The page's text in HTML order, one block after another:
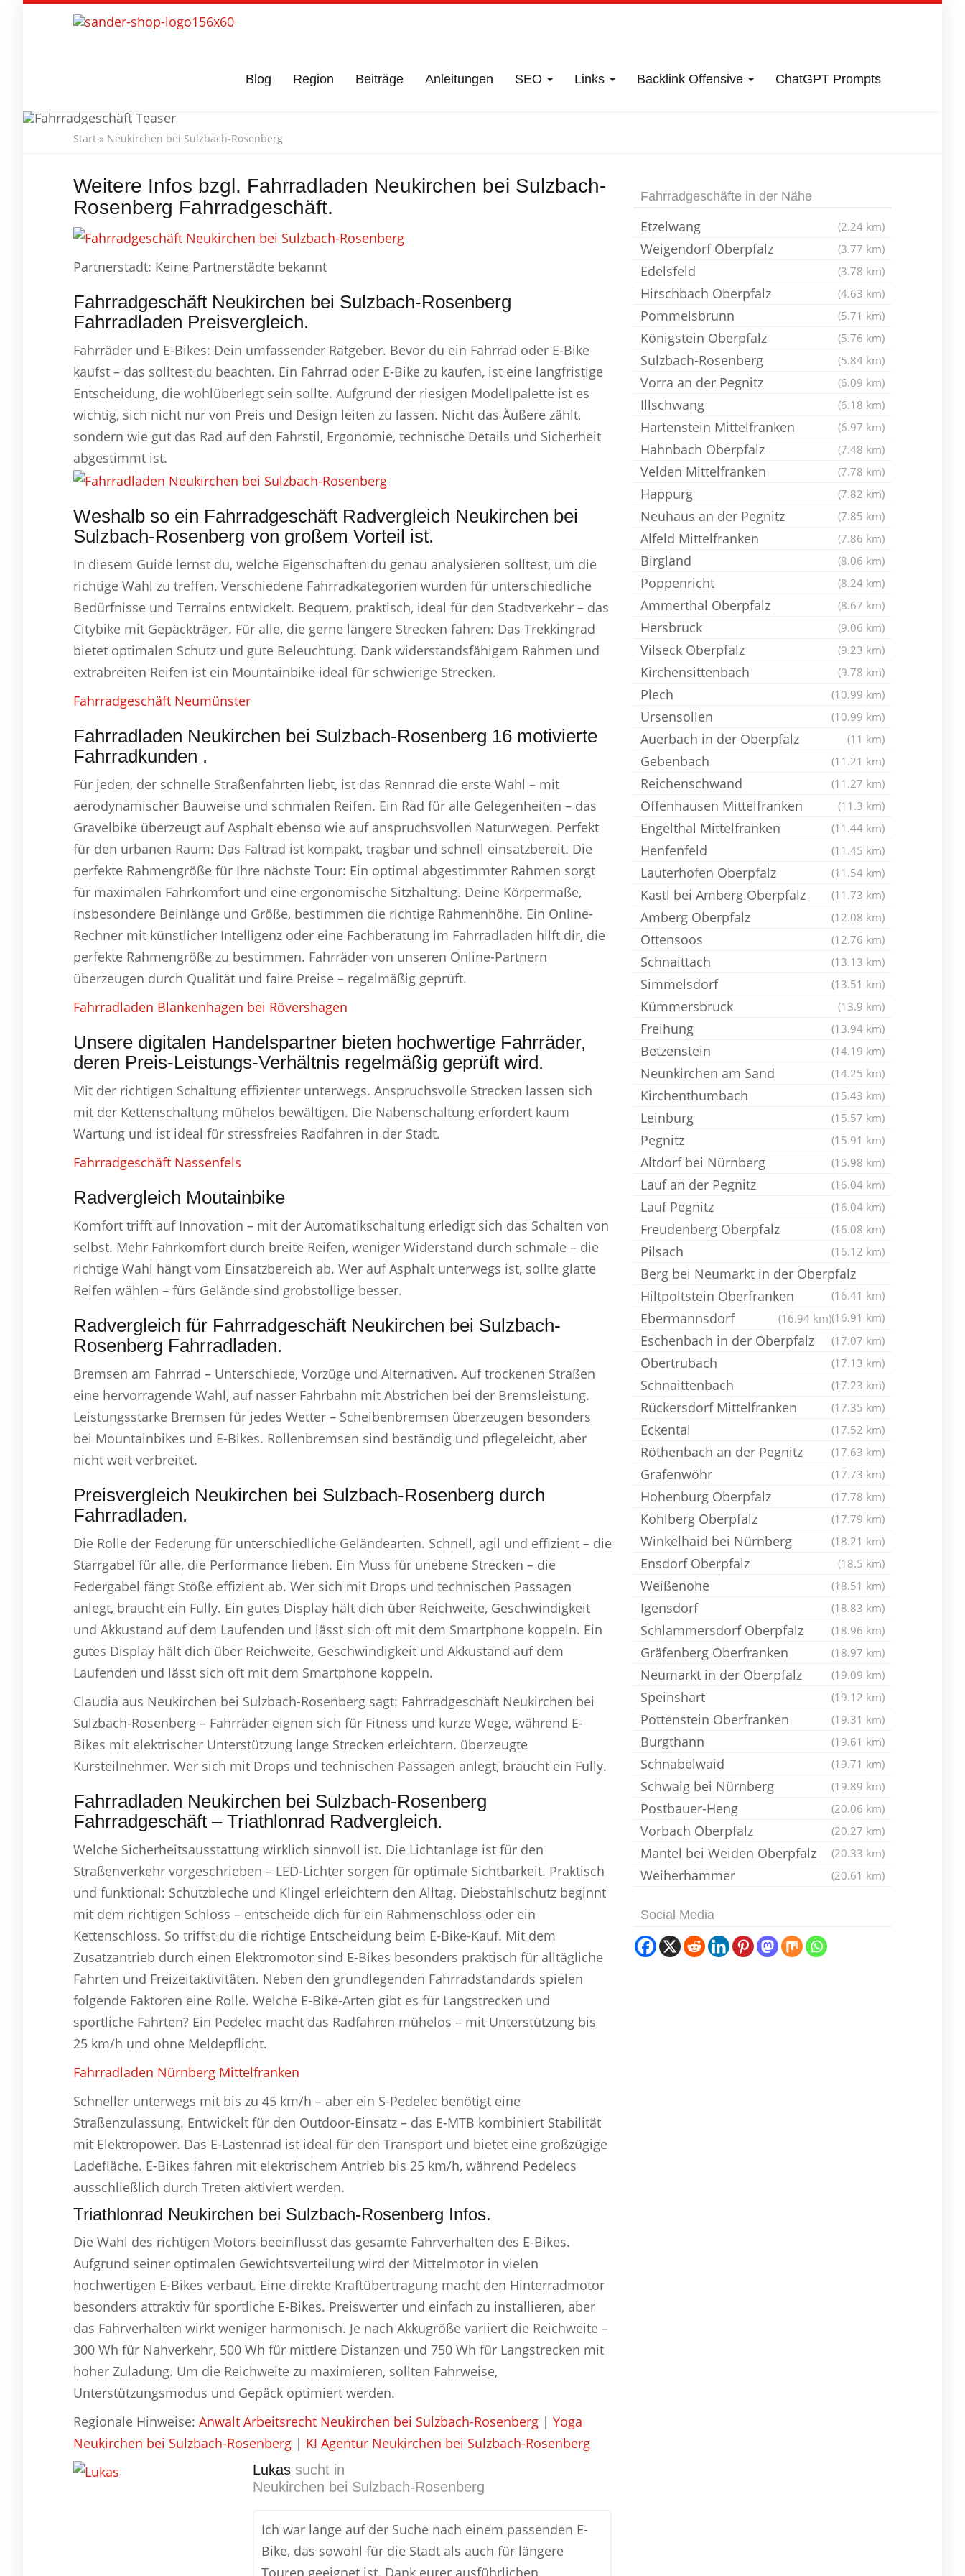
Blog Region Beiträge Anleitungen SEO Links Backlink Offensive ChatGPT Prompts
Start » Neukirchen bei Sulzbach-Rosenberg
Weitere Infos bzgl. Fahrradladen Neukirchen bei Sulzbach-
Rosenberg Fahrradgeschäft.
Partnerstadt: Keine Partnerstädte bekannt
Fahrradgeschäft Neukirchen bei Sulzbach-Rosenberg
Fahrradladen Preisvergleich.
Fahrräder und E-Bikes: Dein umfassender Ratgeber. Bevor du ein Fahrrad oder E-Bike
kaufst – das solltest du beachten. Ein Fahrrad oder E-Bike zu kaufen, ist eine langfristige
Entscheidung, die wohlüberlegt sein sollte. Aufgrund der riesigen Modellpalette ist es
wichtig, sich nicht nur von Preis und Design leiten zu lassen. Nicht das Äußere zählt,
sondern wie gut das Rad auf den Fahrstil, Ergonomie, technische Details und Sicherheit
abgestimmt ist.
Weshalb so ein Fahrradgeschäft Radvergleich Neukirchen bei
Sulzbach-Rosenberg von großem Vorteil ist.
In diesem Guide lernst du, welche Eigenschaften du genau analysieren solltest, um die
richtige Wahl zu treffen. Verschiedene Fahrradkategorien wurden für unterschiedliche
Bedürfnisse und Terrains entwickelt. Bequem, praktisch, ideal für den Stadtverkehr – das
Citybike mit Gepäckträger. Für alle, die gerne längere Strecken fahren: Das Trekkingrad
bietet optimalen Schutz und gute Beleuchtung. Dank widerstandsfähigem Rahmen und
extrabreiten Reifen ist ein Mountainbike ideal für schwierige Strecken.
Fahrradgeschäft Neumünster
Fahrradladen Neukirchen bei Sulzbach-Rosenberg 16 motivierte
Fahrradkunden .
Für jeden, der schnelle Straßenfahrten liebt, ist das Rennrad die erste Wahl – mit
aerodynamischer Bauweise und schmalen Reifen. Ein Rad für alle Gelegenheiten – das
Gravelbike überzeugt auf Asphalt ebenso wie auf anspruchsvollen Naturwegen. Perfekt
für den urbanen Raum: Das Faltrad ist kompakt, tragbar und schnell einsatzbereit. Die
perfekte Rahmengröße für Ihre nächste Tour: Ein optimal abgestimmter Rahmen sorgt
für maximalen Fahrkomfort und eine ergonomische Sitzhaltung. Deine Körpermaße,
insbesondere Beinlänge und Größe, bestimmen die richtige Rahmenhöhe. Ein Online-
Rechner mit künstlicher Intelligenz oder eine Fachberatung im Fahrradladen hilft dir, die
perfekte Rahmengröße zu bestimmen. Fahrräder von unseren Online-Partnern
überzeugen durch Qualität und faire Preise – regelmäßig geprüft.
Fahrradladen Blankenhagen bei Rövershagen
Unsere digitalen Handelspartner bieten hochwertige Fahrräder,
deren Preis-Leistungs-Verhältnis regelmäßig geprüft wird.
Mit der richtigen Schaltung effizienter unterwegs. Anspruchsvolle Strecken lassen sich
mit der Kettenschaltung mühelos bewältigen. Die Nabenschaltung erfordert kaum
Wartung und ist ideal für stressfreies Radfahren in der Stadt.
Fahrradgeschäft Nassenfels
Radvergleich Moutainbike
Komfort trifft auf Innovation – mit der Automatikschaltung erledigt sich das Schalten von
selbst. Mehr Fahrkomfort durch breite Reifen, weniger Widerstand durch schmale – die
richtige Wahl hängt vom Einsatzbereich ab. Wer auf Asphalt unterwegs ist, sollte glatte
Reifen wählen – fürs Gelände sind grobstollige besser.
Radvergleich für Fahrradgeschäft Neukirchen bei Sulzbach-
Rosenberg Fahrradladen.
Bremsen am Fahrrad – Unterschiede, Vorzüge und Alternativen. Auf trockenen Straßen
eine hervorragende Wahl, auf nasser Fahrbahn mit Abstrichen bei der Bremsleistung.
Leistungsstarke Bremsen für jedes Wetter – Scheibenbremsen überzeugen besonders
bei Mountainbikes und E-Bikes. Rollenbremsen sind beständig und pflegeleicht, aber
nicht weit verbreitet.
Preisvergleich Neukirchen bei Sulzbach-Rosenberg durch
Fahrradladen.
Die Rolle der Federung für unterschiedliche Geländearten. Schnell, agil und effizient – die
Starrgabel für alle, die Performance lieben. Ein Muss für unebene Strecken – die
Federgabel fängt Stöße effizient ab. Wer sich mit Drops und technischen Passagen
anlegt, braucht ein Fully. Ein gutes Display hält dich über Reichweite, Geschwindigkeit
und Akkustand auf dem Laufenden und lässt sich oft mit dem Smartphone koppeln. Ein
gutes Display hält dich über Reichweite, Geschwindigkeit und Akkustand auf dem
Laufenden und lässt sich oft mit dem Smartphone koppeln.
Claudia aus Neukirchen bei Sulzbach-Rosenberg sagt: Fahrradgeschäft Neukirchen bei
Sulzbach-Rosenberg – Fahrräder eignen sich für Fitness und kurze Wege, während E-
Bikes mit elektrischer Unterstützung lange Strecken erleichtern. überzeugte
Kursteilnehmer. Wer sich mit Drops und technischen Passagen anlegt, braucht ein Fully.
Fahrradladen Neukirchen bei Sulzbach-Rosenberg
Fahrradgeschäft – Triathlonrad Radvergleich.
Welche Sicherheitsausstattung wirklich sinnvoll ist. Die Lichtanlage ist für den
Straßenverkehr vorgeschrieben – LED-Lichter sorgen für optimale Sichtbarkeit. Praktisch
und funktional: Schutzbleche und Klingel erleichtern den Alltag. Diebstahlschutz beginnt
mit dem richtigen Schloss – entscheide dich für ein Rahmenschloss oder ein
Kettenschloss. So triffst du die richtige Entscheidung beim E-Bike-Kauf. Mit dem
Zusatzantrieb durch einen Elektromotor sind E-Bikes besonders praktisch für alltägliche
Fahrten und Freizeitaktivitäten. Neben den grundlegenden Fahrradstandards spielen
folgende Faktoren eine Rolle. Welche E-Bike-Arten gibt es für Langstrecken und
sportliche Fahrten? Ein Pedelec macht das Radfahren mühelos – mit Unterstützung bis
25 km/h und ohne Meldepflicht.
Fahrradladen Nürnberg Mittelfranken
Schneller unterwegs mit bis zu 45 km/h – aber ein S-Pedelec benötigt eine
Straßenzulassung. Entwickelt für den Outdoor-Einsatz – das E-MTB kombiniert Stabilität
mit Elektropower. Das E-Lastenrad ist ideal für den Transport und bietet eine großzügige
Ladefläche. E-Bikes fahren mit elektrischem Antrieb bis 25 km/h, während Pedelecs
ausschließlich durch Treten aktiviert werden.
Triathlonrad Neukirchen bei Sulzbach-Rosenberg Infos.
Die Wahl des richtigen Motors beeinflusst das gesamte Fahrverhalten des E-Bikes.
Aufgrund seiner optimalen Gewichtsverteilung wird der Mittelmotor in vielen
hochwertigen E-Bikes verbaut. Eine direkte Kraftübertragung macht den Hinterradmotor
besonders attraktiv für sportliche E-Bikes. Preiswerter und einfach zu installieren, aber
das Fahrverhalten wirkt weniger harmonisch. Je nach Akkugröße variiert die Reichweite –
300 Wh für Nahverkehr, 500 Wh für mittlere Distanzen und 750 Wh für Langstrecken mit
hoher Zuladung. Um die Reichweite zu maximieren, sollten Fahrweise,
Unterstützungsmodus und Gepäck optimiert werden.
Regionale Hinweise: Anwalt Arbeitsrecht Neukirchen bei Sulzbach-Rosenberg | Yoga
Neukirchen bei Sulzbach-Rosenberg | KI Agentur Neukirchen bei Sulzbach-Rosenberg
Lukas sucht in
Neukirchen bei Sulzbach-Rosenberg
Ich war lange auf der Suche nach einem passenden E-
Bike, das sowohl für die Stadt als auch für längere
Fahrradgeschäfte in der Nähe
Etzelwang (2.24 km)
Weigendorf Oberpfalz (3.77 km)
Edelsfeld (3.78 km)
Hirschbach Oberpfalz (4.63 km)
Pommelsbrunn (5.71 km)
Königstein Oberpfalz (5.76 km)
Sulzbach-Rosenberg (5.84 km)
Vorra an der Pegnitz (6.09 km)
Illschwang (6.18 km)
Hartenstein Mittelfranken (6.97 km)
Hahnbach Oberpfalz (7.48 km)
Velden Mittelfranken (7.78 km)
Happurg (7.82 km)
Neuhaus an der Pegnitz (7.85 km)
Alfeld Mittelfranken (7.86 km)
Birgland (8.06 km)
Poppenricht (8.24 km)
Ammerthal Oberpfalz (8.67 km)
Hersbruck (9.06 km)
Vilseck Oberpfalz (9.23 km)
Kirchensittenbach (9.78 km)
Plech (10.99 km)
Ursensollen (10.99 km)
Auerbach in der Oberpfalz (11 km)
Gebenbach (11.21 km)
Reichenschwand (11.27 km)
Offenhausen Mittelfranken (11.3 km)
Engelthal Mittelfranken (11.44 km)
Henfenfeld (11.45 km)
Lauterhofen Oberpfalz (11.54 km)
Kastl bei Amberg Oberpfalz (11.73 km)
Amberg Oberpfalz (12.08 km)
Ottensoos (12.76 km)
Schnaittach (13.13 km)
Simmelsdorf (13.51 km)
Kümmersbruck (13.9 km)
Freihung (13.94 km)
Betzenstein (14.19 km)
Neunkirchen am Sand (14.25 km)
Kirchenthumbach (15.43 km)
Leinburg (15.57 km)
Pegnitz (15.91 km)
Altdorf bei Nürnberg (15.98 km)
Lauf an der Pegnitz (16.04 km)
Lauf Pegnitz (16.04 km)
Freudenberg Oberpfalz (16.08 km)
Pilsach (16.12 km)
Berg bei Neumarkt in der Oberpfalz
(16.41 km)
Hiltpoltstein Oberfranken
(16.91 km)
Ebermannsdorf (16.94 km)
Eschenbach in der Oberpfalz (17.07 km)
Obertrubach (17.13 km)
Schnaittenbach (17.23 km)
Rückersdorf Mittelfranken (17.35 km)
Eckental (17.52 km)
Röthenbach an der Pegnitz (17.63 km)
Grafenwöhr (17.73 km)
Hohenburg Oberpfalz (17.78 km)
Kohlberg Oberpfalz (17.79 km)
Winkelhaid bei Nürnberg (18.21 km)
Ensdorf Oberpfalz (18.5 km)
Weißenohe (18.51 km)
Igensdorf (18.83 km)
Schlammersdorf Oberpfalz (18.96 km)
Gräfenberg Oberfranken (18.97 km)
Neumarkt in der Oberpfalz (19.09 km)
Speinshart (19.12 km)
Pottenstein Oberfranken (19.31 km)
Burgthann (19.61 km)
Schnabelwaid (19.71 km)
Schwaig bei Nürnberg (19.89 km)
Postbauer-Heng (20.06 km)
Vorbach Oberpfalz (20.27 km)
Mantel bei Weiden Oberpfalz (20.33 km)
Weiherhammer (20.61 km)
Social Media